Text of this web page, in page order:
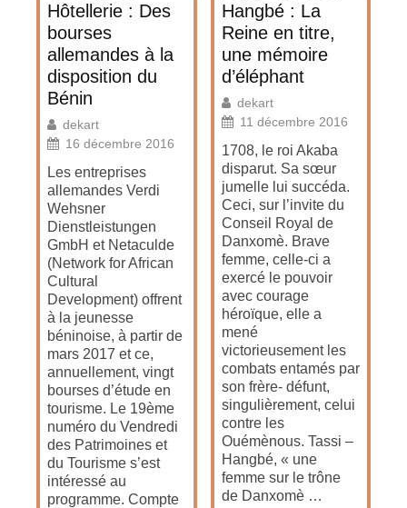
Hôtellerie : Des
bourses
allemandes à la
disposition du
Bénin
dekart
16 décembre 2016
Les entreprises
allemandes Verdi
Wehsner
Dienstleistungen
GmbH et Netaculde
(Network for African
Cultural
Development) offrent
à la jeunesse
béninoise, à partir de
mars 2017 et ce,
annuellement, vingt
bourses d’étude en
tourisme. Le 19ème
numéro du Vendredi
des Patrimoines et
du Tourisme s’est
intéressé au
programme. Compte
Hangbé : La
Reine en titre,
une mémoire
d’éléphant
dekart
11 décembre 2016
1708, le roi Akaba
disparut. Sa sœur
jumelle lui succéda.
Ceci, sur l’invite du
Conseil Royal de
Danxomè. Brave
femme, celle-ci a
exercé le pouvoir
avec courage
héroïque, elle a
mené
victorieusement les
combats entamés par
son frère- défunt,
singulièrement, celui
contre les
Ouémènous. Tassi –
Hangbé, « une
femme sur le trône
de Danxomè …